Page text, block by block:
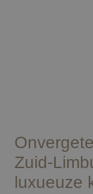
Zuid-
luxueuze